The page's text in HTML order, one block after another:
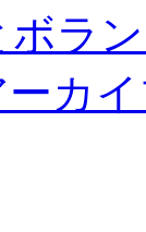
ボラ
カ